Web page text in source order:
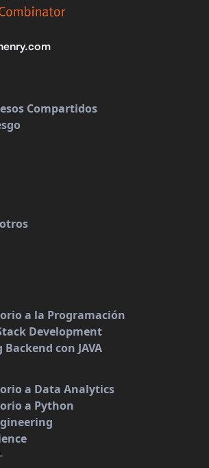
Compartidos
a la Programación
Development
con JAVA
a Data Analytics
a Python